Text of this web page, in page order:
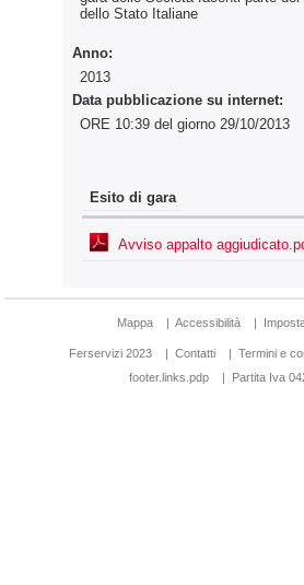
dello Stato Italiane
Anno:
2013
Data pubblicazione su internet:
ORE 10:39 del giorno 29/10/2013
Esito di gara
Avviso appalto
Mappa | Accessibilità |
Ferservizi 2023 | Contatti | Termini e
footer.links.pdp
| Partita Iva